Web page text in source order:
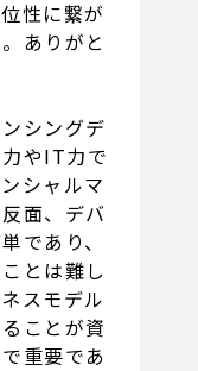
性に繋が
ありがと
シングデ
やIT力で
シャルマ
面、デバ
であり、
とは難し
スモデル
ことが資
重要であ